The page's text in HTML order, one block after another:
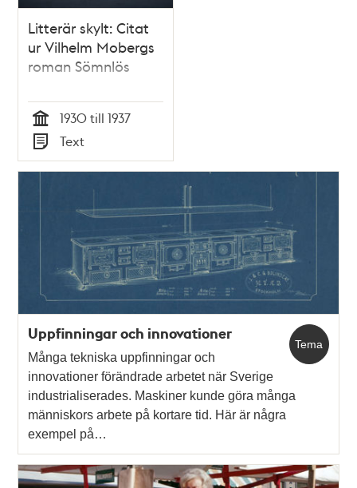
Litterär skylt: Citat
ur Vilhelm Mobergs
roman Sömnlös
Tid
1930 till 1937
Typ
Text
Tema
Uppfinningar och innovationer
Många tekniska uppfinningar och
innovationer förändrade arbetet när Sverige
industrialiserades. Maskiner kunde göra många
människors arbete på kortare tid. Här är några
exempel på…